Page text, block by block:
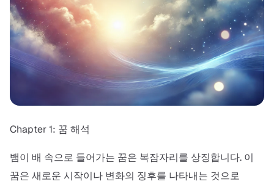
Chapter 1: 꿈 해석
뱀이 배 속으로 들어가는 꿈은 복잠자리를 상징합니다. 이
꿈은 새로운 시작이나 변화의 징후를 나타내는 것으로